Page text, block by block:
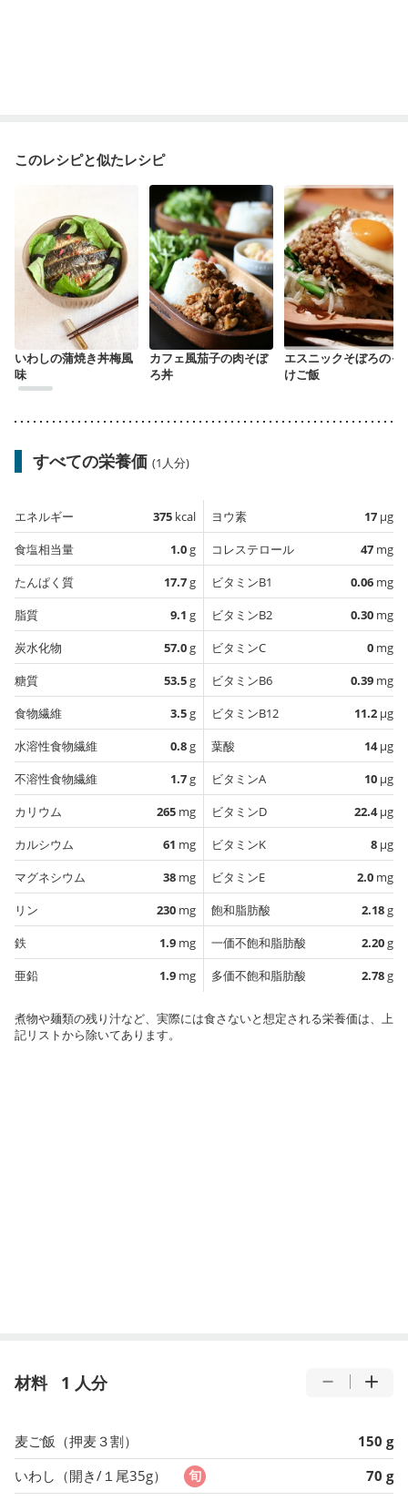
このレシピと似たレシピ
いわしの蒲焼き丼梅風
味
カフェ風茄子の肉そぼ
ろ丼
エスニックそぼろのっ
けご飯
すべての栄養価 (1人分)
エネルギー 375 kcal
食塩相当量
1.0g
たんぱく質
17.7g
脂質
9.1 g
炭水化物
57.0g
糖質
53.5g
食物繊維
3.5g
水溶性食物繊維
0.8g
不溶性食物繊維
1.7g
カリウム
265 mg
カルシウム
61 mg
マグネシウム
38 mg
リン
230 mg
鉄
1.9 mg
亜鉛
1.9 mg
ヨウ素 17 µg
コレステロール
47 mg
ビタミンB1
0.06 mg
ビタミンB2
0.30 mg
ビタミンC
0 mg
ビタミンB6
0.39 mg
ビタミンB12
11.2 µg
葉酸
14µg
ビタミンA
10 µg
ビタミンD
22.4µg
ビタミンK
8 µg
ビタミンE
2.0 mg
飽和脂肪酸
2.18g
一価不飽和脂肪酸
2.20g
多価不飽和脂肪酸
2.78g
煮物や麺類の残り汁など、実際には食さないと想定される栄養価は、上
記リストから除いてあります。
材料 1 人分
麦ご飯（押麦３割）
150 g
いわし（開き/１尾35g）
70 g